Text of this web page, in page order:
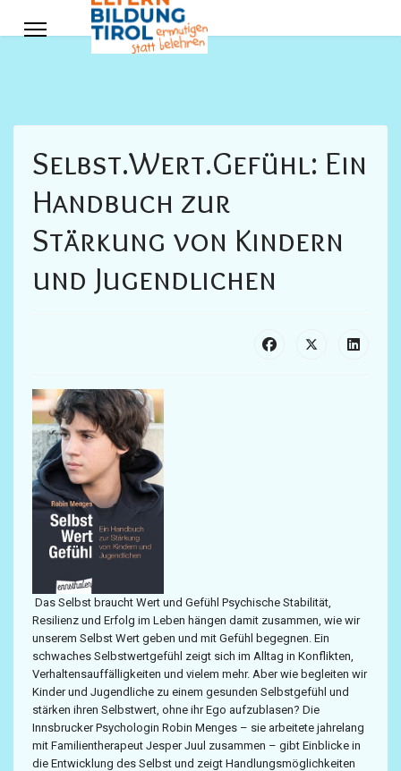
Selbst.Wert.Gefühl: Ein
Handbuch zur
Stärkung von Kindern
und Jugendlichen
Das Selbst braucht Wert und Gefühl Psychische Stabilität,
Resilienz und Erfolg im Leben hängen damit zusammen, wie wir
unserem Selbst Wert geben und mit Gefühl begegnen. Ein
schwaches Selbstwertgefühl zeigt sich im Alltag in Konflikten,
Verhaltensauffälligkeiten und vielem mehr. Aber wie begleiten wir
Kinder und Jugendliche zu einem gesunden Selbstgefühl und
stärken ihren Selbstwert, ohne ihr Ego aufzublasen? Die
Innsbrucker Psychologin Robin Menges – sie arbeitete jahrelang
mit Familientherapeut Jesper Juul zusammen – gibt Einblicke in
die Entwicklung des Selbst und zeigt Handlungsmöglichkeiten